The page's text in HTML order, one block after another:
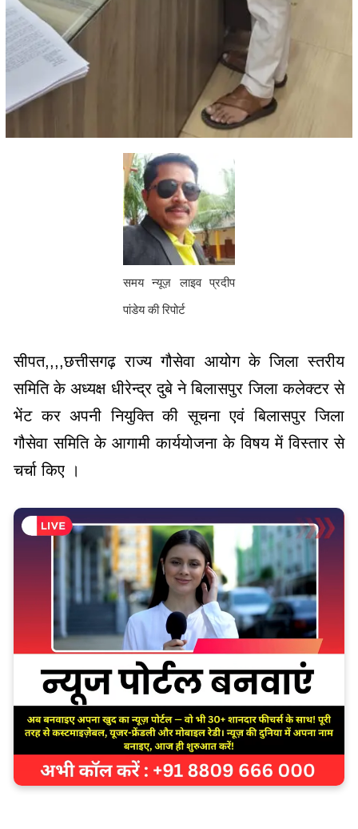
समय न्यूज़ लाइव प्रदीप
पांडेय की रिपोर्ट
सीपत,,,,छत्तीसगढ़ राज्य गौसेवा आयोग के जिला स्तरीय
समिति के अध्यक्ष धीरेन्द्र दुबे ने बिलासपुर जिला कलेक्टर से
भेंट कर अपनी नियुक्ति की सूचना एवं बिलासपुर जिला
गौसेवा समिति के आगामी कार्ययोजना के विषय में विस्तार से
चर्चा किए ।